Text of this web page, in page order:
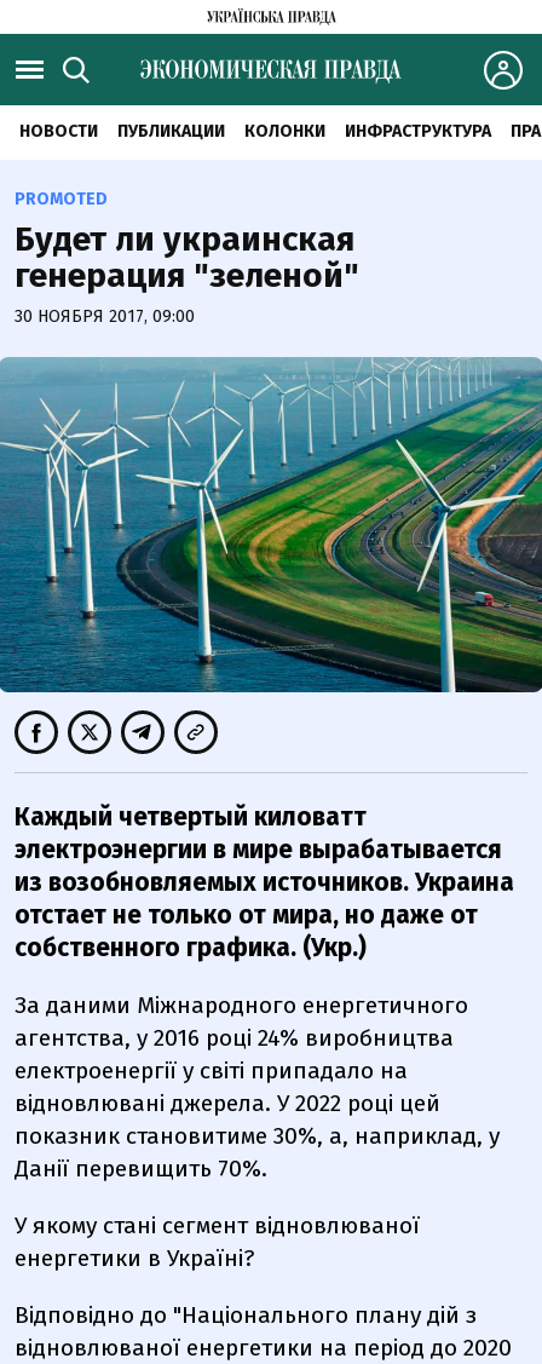
НОВОСТИ ПУБЛИКАЦИИ КОЛОНКИ ИНФРАСТРУКТУРА
PROMOTED
Будет ли украинская
генерация "зеленой"
30 НОЯБРЯ 2017, 09:00
Каждый четвертый киловатт
электроэнергии в мире вырабатывается
из возобновляемых источников. Украина
отстает не только от мира, но даже от
собственного графика. (Укр.)
За даними Міжнародного енергетичного
агентства, у 2016 році 24% виробництва
електроенергії у світі припадало на
відновлювані джерела. У 2022 році цей
показник становитиме 30%, а, наприклад, у
Данії перевищить 70%.
У якому стані сегмент відновлюваної
енергетики в Україні?
Відповідно до "Національного плану дій з
відновлюваної енергетики на період до 2020